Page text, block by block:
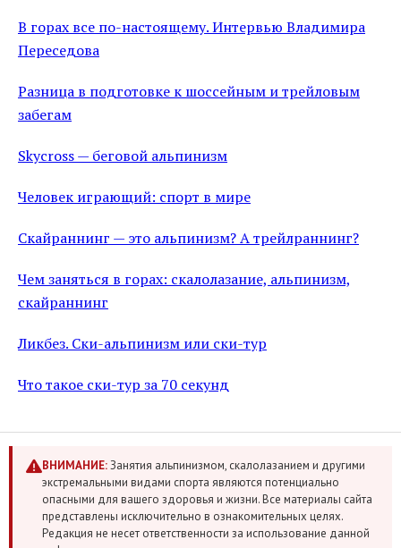
В горах все по-настоящему. Интервью Владимира
Переседова
Разница в подготовке к шоссейным и трейловым
забегам
Skycross — беговой альпинизм
Человек играющий: спорт в мире
Скайраннинг — это альпинизм? А трейлраннинг?
Чем заняться в горах: скалолазание, альпинизм,
скайраннинг
Ликбез. Ски-альпинизм или ски-тур
Что такое ски-тур за 70 секунд
ВНИМАНИЕ:Занятия альпинизмом, скалолазанием и другими
экстремальными видами спорта являются потенциально
опасными для вашего здоровья и жизни. Все материалы сайта
представлены исключительно в ознакомительных целях.
Редакция не несет ответственности за использование данной